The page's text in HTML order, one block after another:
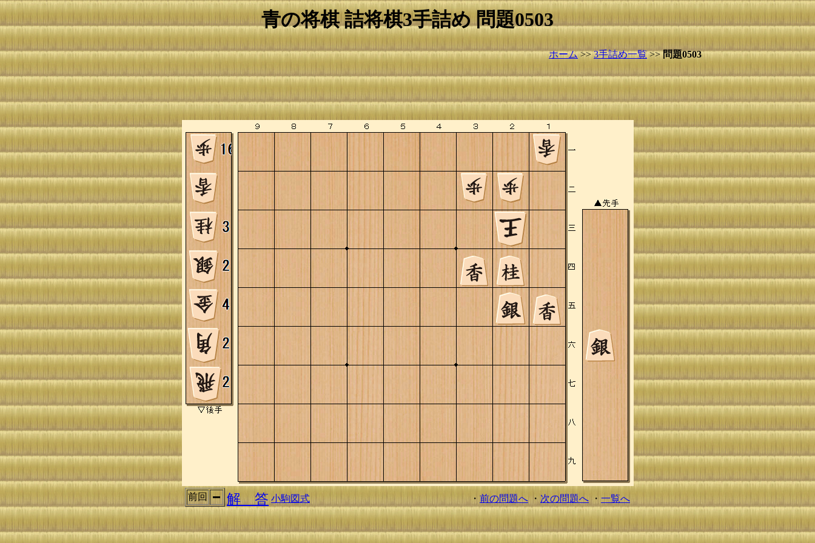
青の将棋 詰将棋3手詰め 問題0503
ホーム>>3手詰め一覧>>問題0503
前回 解 答 小駒図式 ・ 前の問題へ・次の問題へ ・ 一覧へ